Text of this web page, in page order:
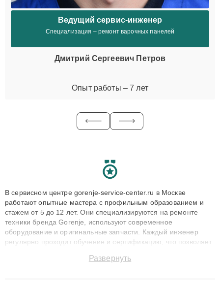
Ведущий сервис-инженер
Специализация – ремонт варочных панелей
Дмитрий Сергеевич Петров
Опыт работы – 7 лет
В сервисном центре gorenje-service-center.ru в Москве
работают опытные мастера с профильным образованием и
стажем от 5 до 12 лет. Они специализируются на ремонте
техники бренда Gorenje, используют современное
оборудование и оригинальные запчасти. Каждый инженер
регулярно проходит обучение и сертификацию, что позволяет
технику с сохранением гарантии до 3 лет. Наши мастера
Развернуть